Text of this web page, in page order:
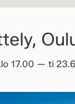
17.00 — ti